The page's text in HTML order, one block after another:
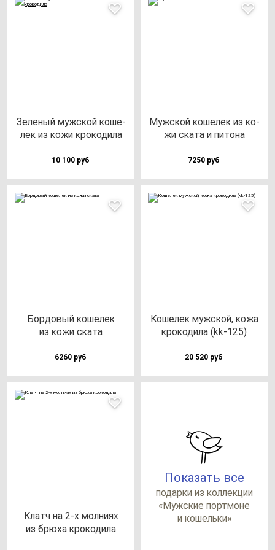
Зеле­ный муж­ской ко­ше­
лек из ко­жи кро­ко­ди­ла
10 100 руб
Муж­ской ко­ше­лек из ко­
жи ска­та и пи­то­на
7250 руб
Бор­до­вый ко­ше­лек
из ко­жи ска­та
6260 руб
Коше­лек муж­ской, ко­жа
кро­ко­ди­ла (kk-125)
20 520 руб
Клатч на 2-х мол­ни­ях
из брю­ха кро­ко­ди­ла
Показать все
по­дар­ки из кол­лек­ции
«Муж­ские пор­тмо­не
и ко­шель­ки»